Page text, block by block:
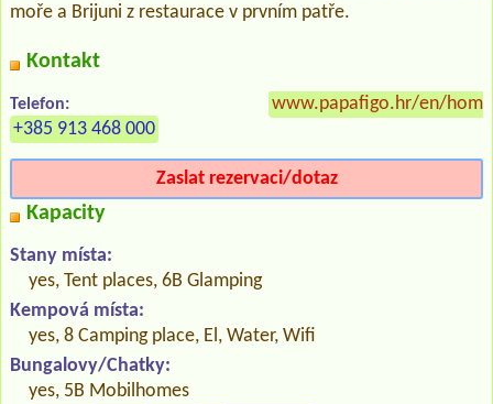
moře a Brijuni z restaurace v prvním patře.
Kontakt
Telefon:
+385 913 468 000
www.papafigo.hr/en/
Zaslat rezervaci/dotaz
Kapacity
Stany místa:
yes, Tent places, 6B Glamping
Kempová místa:
yes, 8 Camping place, El, Water, Wifi
Bungalovy/Chatky:
yes, 5B Mobilhomes